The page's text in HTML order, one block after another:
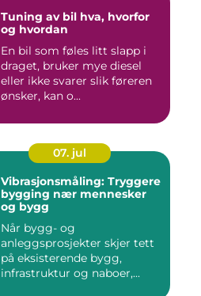
Tuning av bil hva, hvorfor
og hvordan
En bil som føles litt slapp i
draget, bruker mye diesel
eller ikke svarer slik føreren
ønsker, kan o...
07. jul
Vibrasjonsmåling: Tryggere
bygging nær mennesker
og bygg
Når bygg- og
anleggsprosjekter skjer tett
på eksisterende bygg,
infrastruktur og naboer,...